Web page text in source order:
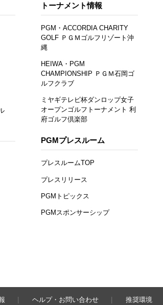
トーナメント情報
PGM・ACCORDIA CHARITY
GOLF ＰＧＭゴルフリゾート沖
縄
HEIWA・PGM
CHAMPIONSHIP ＰＧＭ石岡ゴ
ルフクラブ
ミヤギテレビ杯ダンロップ女子
オープンゴルフトーナメント 利
府ゴルフ倶楽部
PGMプレスルーム
プレスルームTOP
プレスリリース
PGMトピックス
PGMスポンサーシップ
ヘルプ・お問い合わせ 推奨環境